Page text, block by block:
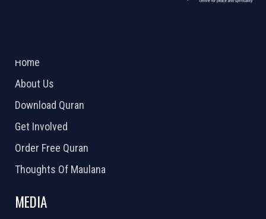
Home
About Us
Download Quran
Get Involved
Order Free Quran
Thoughts Of Maulana
MEDIA